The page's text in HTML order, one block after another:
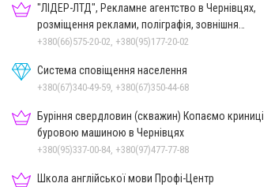
"ЛІДЕР-ЛТД", Рекламне агентство в Чернівцях,
розміщення реклами, поліграфія, зовнішня
реклама
+380(66)575-20-02, +380(95)177-20-02
Система сповіщення населення
+380(67)340-49-59, +380(67)350-44-68
Буріння свердловин (скважин) Копаємо криниці
буровою машиною в Чернівцях
+380(95)337-00-84, +380(97)477-77-88
Школа англійської мови Профі-Центр